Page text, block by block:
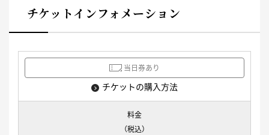
チケットインフォメーション
当日券あり
チケットの購入方法
料金
（税込）